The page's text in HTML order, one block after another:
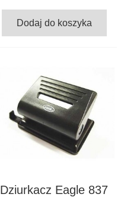
Dodaj do koszyka
Dziurkacz Eagle 837